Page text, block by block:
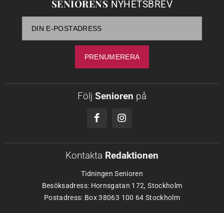
SENIORENS NYHETSBREV
Följ Senioren på
Kontakta Redaktionen
Tidningen Senioren
Besöksadress: Hornsgatan 172, Stockholm
Postadress: Box 38063 100 64 Stockholm